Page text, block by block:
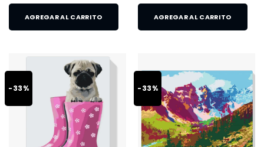
AGREGAR AL CARRITO AGREGAR AL CARRITO
-33% -33%